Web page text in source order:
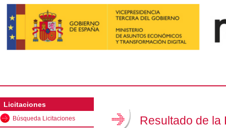
Licitaciones
Búsqueda Licitaciones Resultado de la